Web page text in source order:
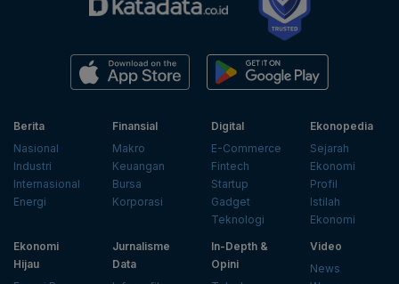
Berita
Nasional
Industri
Internasional
Energi
Finansial
Makro
Keuangan
Bursa
Korporasi
Digital
E-Commerce
Fintech
Startup
Gadget
Teknologi
Ekonopedia
Sejarah
Ekonomi
Profil
Istilah
Ekonomi
Ekonomi
Hijau
Jurnalisme
Data
In-Depth &
Opini
Video
News